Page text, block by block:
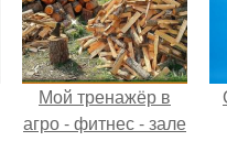
Мой тренажёр в
агро - фитнес - зале